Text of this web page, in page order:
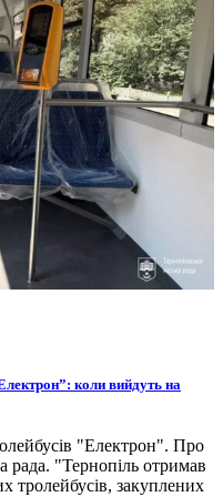
коли вийдуть на
"Електрон". Про
рада. "Тернопіль отримав
тролейбусів, закуплених